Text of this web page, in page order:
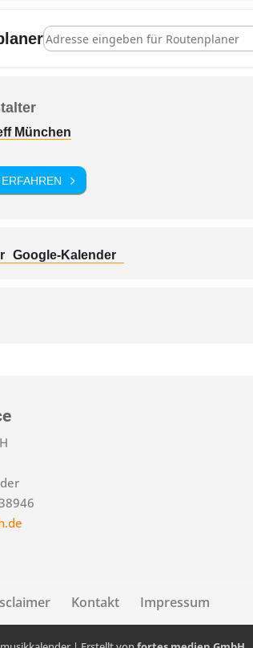
Adresse - Musikantenstammtisch
München
Google-Kalender
Kontakt Impressum